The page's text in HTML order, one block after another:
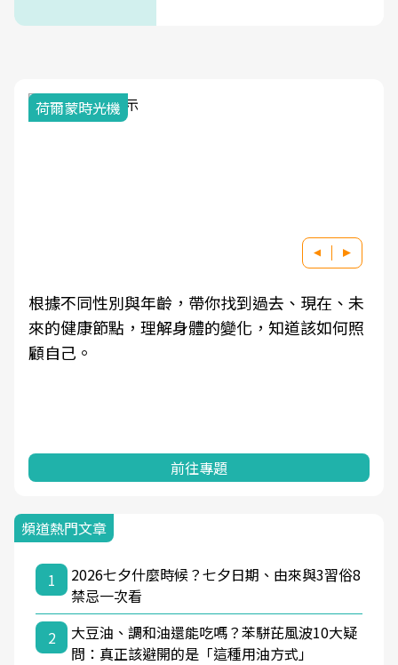
荷爾蒙時光機
根據不同性別與年齡，帶你找到過去、現在、未
來的健康節點，理解身體的變化，知道該如何照
顧自己。
前往專題
頻道熱門文章
1
2026七夕什麼時候？七夕日期、由來與3習俗8
禁忌一次看
2
大豆油、調和油還能吃嗎？苯駢芘風波10大疑
問：真正該避開的是「這種用油方式」